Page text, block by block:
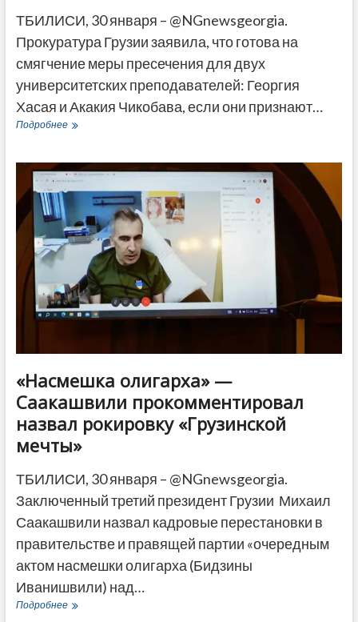
ТБИЛИСИ, 30 января – @NGnewsgeorgia.
Прокуратура Грузии заявила, что готова на
смягчение меры пресечения для двух
университетских преподавателей: Георгия
Хасая и Акакия Чикобава, если они признают…
ПодробнееПрокуратура
смягчить
меру
пресечения
для
Хасая
и
Чикобава
«Насмешка олигарха» —
Саакашвили прокомментировал
назвал рокировку «Грузинской
мечты»
ТБИЛИСИ, 30 января – @NGnewsgeorgia.
Заключенный третий президент Грузии Михаил
Саакашвили назвал кадровые перестановки в
правительстве и правящей партии «очередным
актом насмешки олигарха (Бидзины
Иванишвили) над…
Подробнее«Насмешка